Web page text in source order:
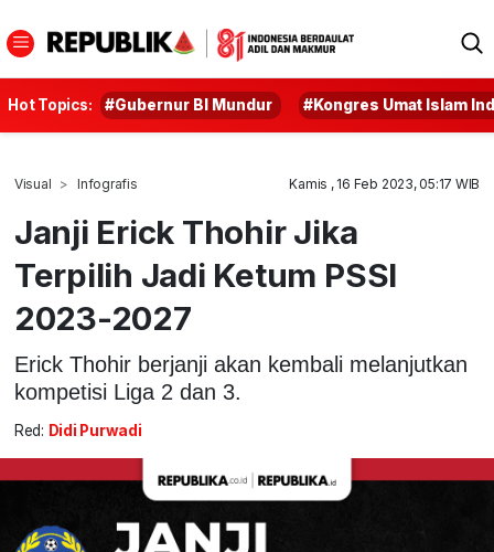
Hot Topics: #Gubernur BI Mundur #Kongres Umat Islam
Visual Infografis Kamis , 16 Feb 2023, 05:17 WIB
Janji Erick Thohir Jika
Terpilih Jadi Ketum PSSI
2023-2027
Erick Thohir berjanji akan kembali melanjutkan
kompetisi Liga 2 dan 3.
Red: Didi Purwadi